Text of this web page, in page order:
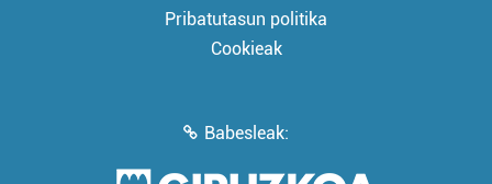
Pribatutasun politika
Cookieak
Babesleak: